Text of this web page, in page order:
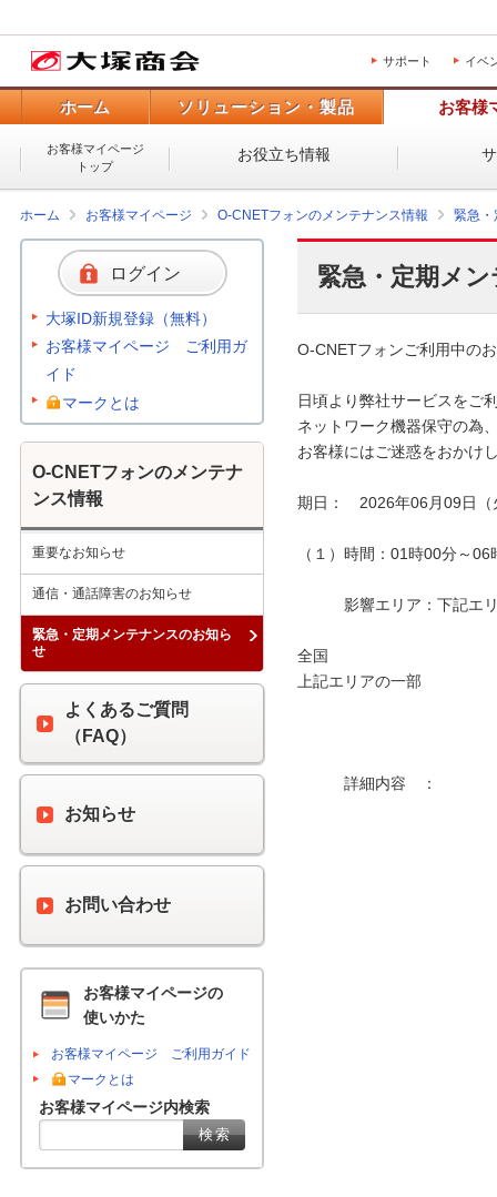
サポート イベ
ホーム ソリューション・製品 お客様
お客様マイページ
トップ
お役立ち情報
ホーム お客様マイページ O-CNETフォンのメンテナンス情報 緊急・
緊急・定期メ
O-CNETフォンご利用中の
日頃より弊社サービスをご
ネットワーク機器保守の為
お客様にはご迷惑をおかけ
期日：　2026年06月09日（
（１）時間：01時00分～06
影響エリア：下記エリ
全国
上記エリアの一部
詳細内容　：
ログイン
大塚ID新規登録（無料）
お客様マイページ ご利用ガ
イド
マークとは
O-CNETフォンのメンテナ
ンス情報
重要なお知らせ
通信・通話障害のお知らせ
緊急・定期メンテナンスのお知ら
せ
よくあるご質問
（FAQ）
お知らせ
お問い合わせ
お客様マイページの
使いかた
お客様マイページ ご利用ガイド
マークとは
お客様マイページ内検索